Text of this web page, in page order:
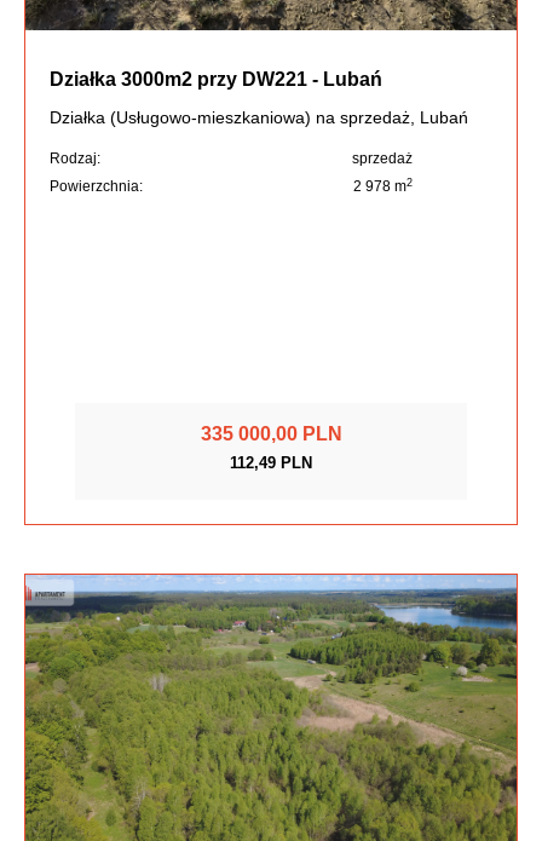
Działka 3000m2 przy DW221 - Lubań
Działka (Usługowo-mieszkaniowa) na sprzedaż, Lubań
Rodzaj:
sprzedaż
Powierzchnia:
2 978 m2
335 000,00 PLN
112,49 PLN